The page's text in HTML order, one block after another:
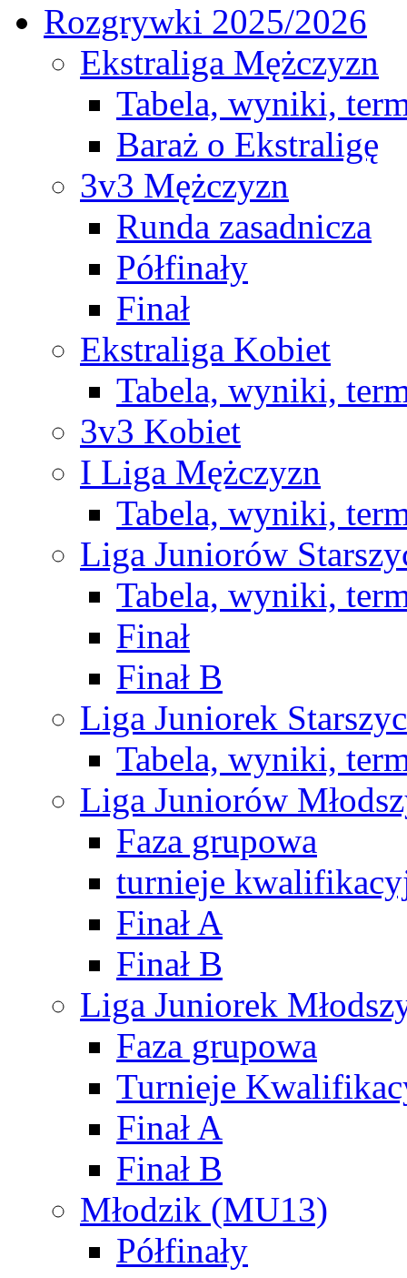
Rozgrywki 2025/2026
Ekstraliga Mężczyzn
Tabela, wyniki,
Baraż o Ekstraligę
3v3 Mężczyzn
Runda zasadnicza
Półfinały
Finał
Ekstraliga Kobiet
Tabela, wyniki,
3v3 Kobiet
I Liga Mężczyzn
Tabela, wyniki,
Liga Juniorów
Tabela, wyniki,
Finał
Finał B
Liga Juniorek
Tabela, wyniki,
Liga Juniorów
Faza grupowa
turnieje
Finał A
Finał B
Liga Juniorek
Faza grupowa
Turnieje
Finał A
Finał B
Młodzik (MU13)
Półfinały